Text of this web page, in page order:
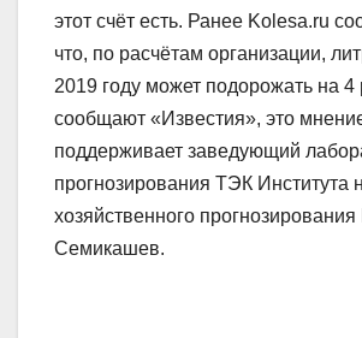
этот счёт есть. Ранее Kolesa.ru
что, по расчётам организации,
2019 году может подорожать на 4
сообщают «Известия», это
поддерживает заведующий
прогнозирования ТЭК Института
хозяйственного
Семикашев.